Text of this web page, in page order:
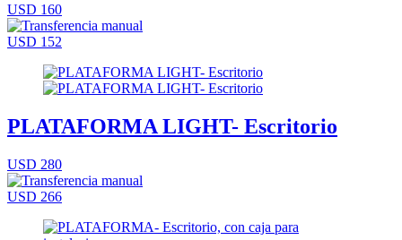
USD 160
USD 152
PLATAFORMA LIGHT- Escritorio
USD 280
USD 266